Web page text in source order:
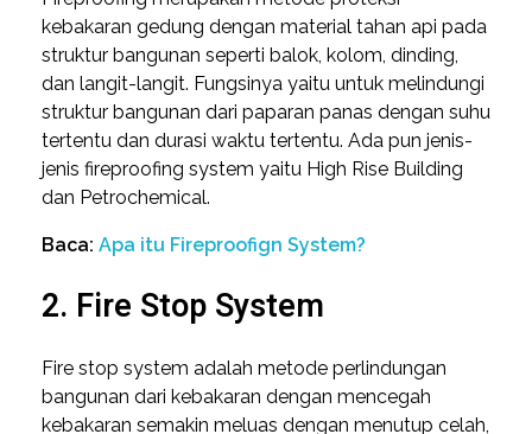
kebakaran gedung dengan material tahan api pada
struktur bangunan seperti balok, kolom, dinding,
dan langit-langit. Fungsinya yaitu untuk melindungi
struktur bangunan dari paparan panas dengan suhu
tertentu dan durasi waktu tertentu. Ada pun jenis-
jenis fireproofing system yaitu High Rise Building
dan Petrochemical.
Baca: Apa itu Fireproofign System?
2. Fire Stop System
Fire stop system adalah metode perlindungan
bangunan dari kebakaran dengan mencegah
kebakaran semakin meluas dengan menutup celah,